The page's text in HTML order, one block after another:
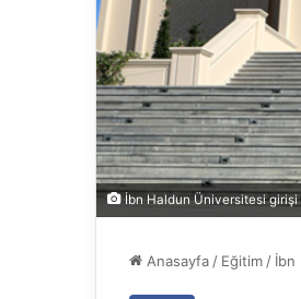
İbn Haldun Üniversitesi girişi
Anasayfa/ Eğitim/ İbn